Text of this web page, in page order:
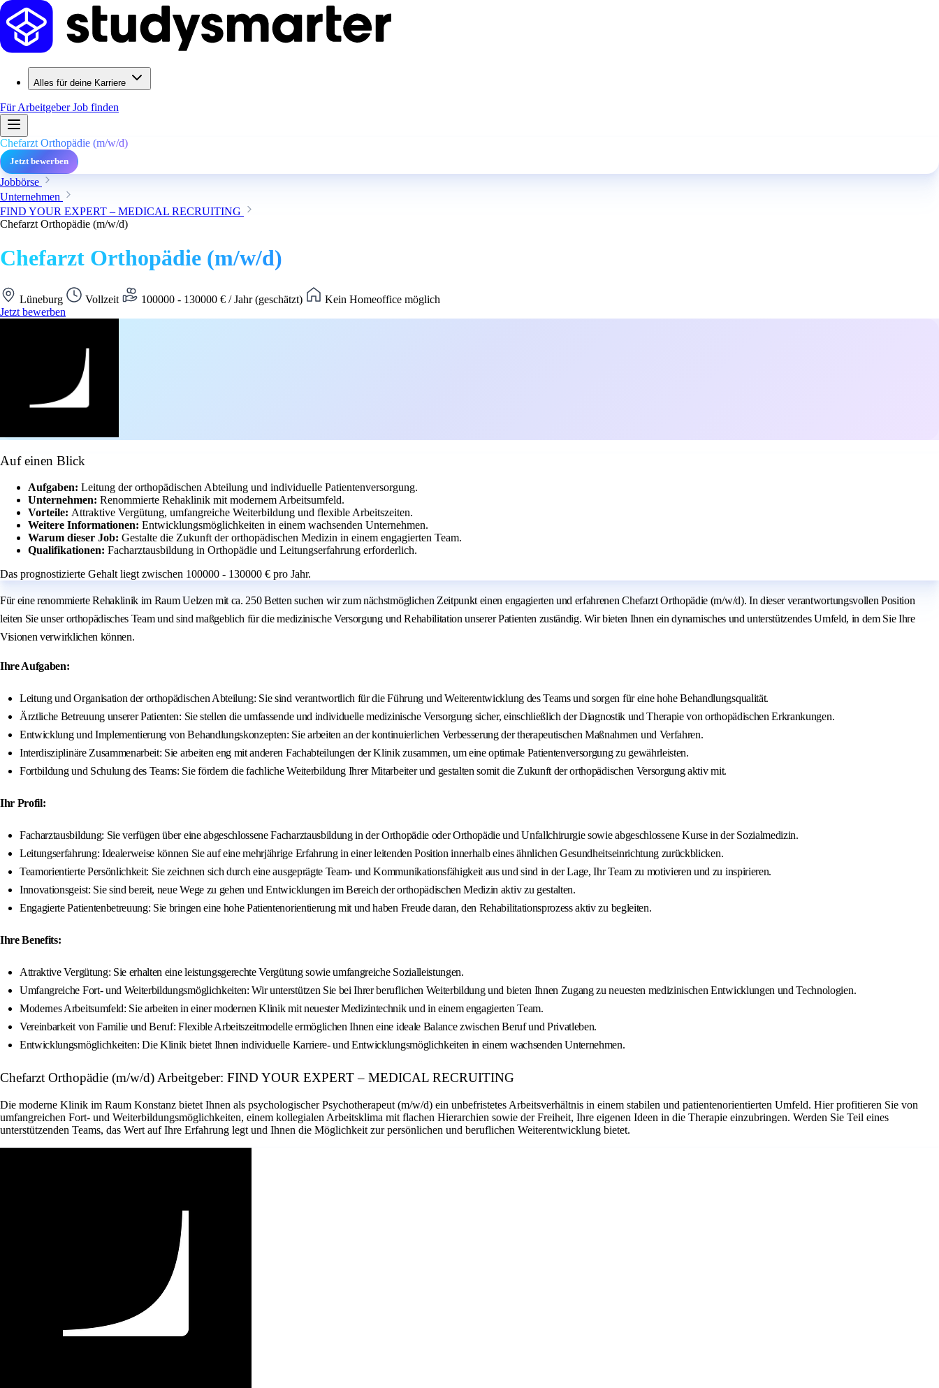
Alles für deine Karriere
Für ArbeitgeberJob finden
Chefarzt Orthopädie (m/w/d)
Jetzt bewerben
Jobbörse
Unternehmen
FIND YOUR EXPERT – MEDICAL RECRUITING
Chefarzt Orthopädie (m/w/d)
Chefarzt Orthopädie (m/w/d)
Lüneburg Vollzeit 100000 - 130000 € / Jahr (geschätzt)
Kein Homeoffice möglich
Jetzt bewerben
Auf einen Blick
Aufgaben: Leitung der orthopädischen Abteilung und individuelle Patientenversorgung.
Unternehmen: Renommierte Rehaklinik mit modernem Arbeitsumfeld.
Vorteile: Attraktive Vergütung, umfangreiche Weiterbildung und flexible Arbeitszeiten.
Weitere Informationen: Entwicklungsmöglichkeiten in einem wachsenden Unternehmen.
Warum dieser Job: Gestalte die Zukunft der orthopädischen Medizin in einem engagierten Team.
Qualifikationen: Facharztausbildung in Orthopädie und Leitungserfahrung erforderlich.
Das prognostizierte Gehalt liegt zwischen 100000 - 130000 € pro Jahr.
Für eine renommierte Rehaklinik im Raum Uelzen mit ca. 250 Betten suchen wir zum nächstmöglichen Zeitpunkt einen engagierten und erfahrenen Chefarzt Orthopädie (m/w/d). In dieser verantwortungsvollen Position
leiten Sie unser orthopädisches Team und sind maßgeblich für die medizinische Versorgung und Rehabilitation unserer Patienten zuständig. Wir bieten Ihnen ein dynamisches und unterstützendes Umfeld, in dem Sie Ihre
Visionen verwirklichen können.
Ihre Aufgaben:
Leitung und Organisation der orthopädischen Abteilung: Sie sind verantwortlich für die Führung und Weiterentwicklung des Teams und sorgen für eine hohe Behandlungsqualität.
Ärztliche Betreuung unserer Patienten: Sie stellen die umfassende und individuelle medizinische Versorgung sicher, einschließlich der Diagnostik und Therapie von orthopädischen Erkrankungen.
Entwicklung und Implementierung von Behandlungskonzepten: Sie arbeiten an der kontinuierlichen Verbesserung der therapeutischen Maßnahmen und Verfahren.
Interdisziplinäre Zusammenarbeit: Sie arbeiten eng mit anderen Fachabteilungen der Klinik zusammen, um eine optimale Patientenversorgung zu gewährleisten.
Fortbildung und Schulung des Teams: Sie fördern die fachliche Weiterbildung Ihrer Mitarbeiter und gestalten somit die Zukunft der orthopädischen Versorgung aktiv mit.
Ihr Profil:
Facharztausbildung: Sie verfügen über eine abgeschlossene Facharztausbildung in der Orthopädie oder Orthopädie und Unfallchirurgie sowie abgeschlossene Kurse in der Sozialmedizin.
Leitungserfahrung: Idealerweise können Sie auf eine mehrjährige Erfahrung in einer leitenden Position innerhalb eines ähnlichen Gesundheitseinrichtung zurückblicken.
Teamorientierte Persönlichkeit: Sie zeichnen sich durch eine ausgeprägte Team- und Kommunikationsfähigkeit aus und sind in der Lage, Ihr Team zu motivieren und zu inspirieren.
Innovationsgeist: Sie sind bereit, neue Wege zu gehen und Entwicklungen im Bereich der orthopädischen Medizin aktiv zu gestalten.
Engagierte Patientenbetreuung: Sie bringen eine hohe Patientenorientierung mit und haben Freude daran, den Rehabilitationsprozess aktiv zu begleiten.
Ihre Benefits:
Attraktive Vergütung: Sie erhalten eine leistungsgerechte Vergütung sowie umfangreiche Sozialleistungen.
Umfangreiche Fort- und Weiterbildungsmöglichkeiten: Wir unterstützen Sie bei Ihrer beruflichen Weiterbildung und bieten Ihnen Zugang zu neuesten medizinischen Entwicklungen und Technologien.
Modernes Arbeitsumfeld: Sie arbeiten in einer modernen Klinik mit neuester Medizintechnik und in einem engagierten Team.
Vereinbarkeit von Familie und Beruf: Flexible Arbeitszeitmodelle ermöglichen Ihnen eine ideale Balance zwischen Beruf und Privatleben.
Entwicklungsmöglichkeiten: Die Klinik bietet Ihnen individuelle Karriere- und Entwicklungsmöglichkeiten in einem wachsenden Unternehmen.
Chefarzt Orthopädie (m/w/d) Arbeitgeber: FIND YOUR EXPERT – MEDICAL RECRUITING
Die moderne Klinik im Raum Konstanz bietet Ihnen als psychologischer Psychotherapeut (m/w/d) ein unbefristetes Arbeitsverhältnis in einem stabilen und patientenorientierten Umfeld. Hier profitieren Sie von
umfangreichen Fort- und Weiterbildungsmöglichkeiten, einem kollegialen Arbeitsklima mit flachen Hierarchien sowie der Freiheit, Ihre eigenen Ideen in die Therapie einzubringen. Werden Sie Teil eines
unterstützenden Teams, das Wert auf Ihre Erfahrung legt und Ihnen die Möglichkeit zur persönlichen und beruflichen Weiterentwicklung bietet.